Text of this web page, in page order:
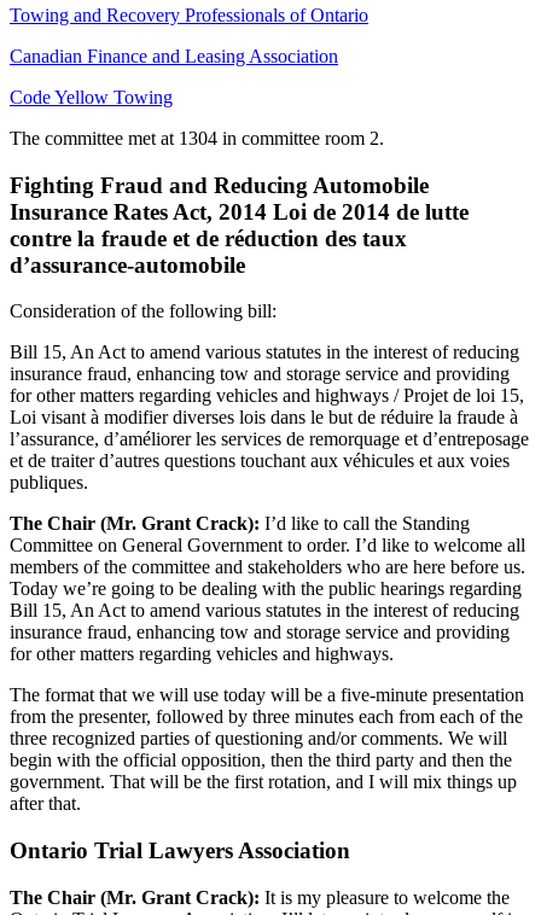
Towing and Recovery Professionals of Ontario
Canadian Finance and Leasing Association
Code Yellow Towing
The committee met at 1304 in committee room 2.
Fighting Fraud and Reducing Automobile
Insurance Rates Act, 2014 Loi de 2014 de lutte
contre la fraude et de réduction des taux
d’assurance-automobile
Consideration of the following bill:
Bill 15, An Act to amend various statutes in the interest of reducing
insurance fraud, enhancing tow and storage service and providing
for other matters regarding vehicles and highways / Projet de loi 15,
Loi visant à modifier diverses lois dans le but de réduire la fraude à
l’assurance, d’améliorer les services de remorquage et d’entreposage
et de traiter d’autres questions touchant aux véhicules et aux voies
publiques.
The Chair (Mr. Grant Crack): I’d like to call the Standing
Committee on General Government to order. I’d like to welcome all
members of the committee and stakeholders who are here before us.
Today we’re going to be dealing with the public hearings regarding
Bill 15, An Act to amend various statutes in the interest of reducing
insurance fraud, enhancing tow and storage service and providing
for other matters regarding vehicles and highways.
The format that we will use today will be a five-minute presentation
from the presenter, followed by three minutes each from each of the
three recognized parties of questioning and/or comments. We will
begin with the official opposition, then the third party and then the
government. That will be the first rotation, and I will mix things up
after that.
Ontario Trial Lawyers Association
The Chair (Mr. Grant Crack): It is my pleasure to welcome the